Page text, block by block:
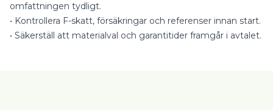
omfattningen tydligt.
• Kontrollera F-skatt, försäkringar och referenser innan start.
• Säkerställ att materialval och garantitider framgår i avtalet.